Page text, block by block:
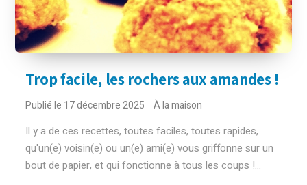
Trop facile, les rochers aux amandes !
Publié le 17 décembre 2025 À la maison
Il y a de ces recettes, toutes faciles, toutes rapides,
qu'un(e) voisin(e) ou un(e) ami(e) vous griffonne sur un
bout de papier, et qui fonctionne à tous les coups !...